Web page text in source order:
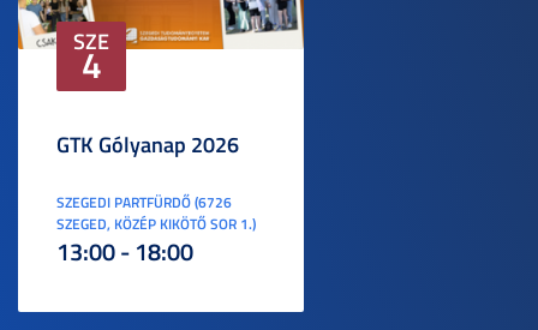
SZE
4
GTK Gólyanap 2026
SZEGEDI PARTFÜRDŐ (6726
SZEGED, KÖZÉP KIKÖTŐ SOR 1.)
13:00 - 18:00